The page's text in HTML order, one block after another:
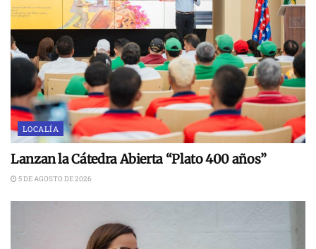
LOCALÍA
Lanzan la Cátedra Abierta “Plato 400 años”
5 DE AGOSTO DE 2026